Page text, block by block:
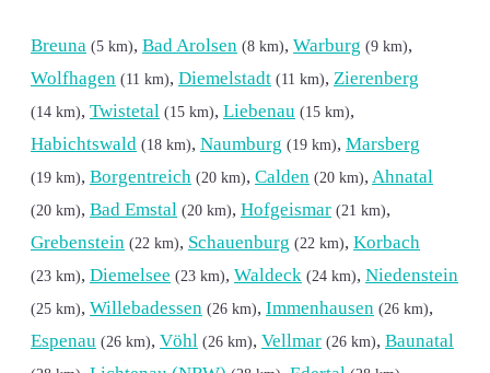
Breuna (5 km), Bad Arolsen (8 km), Warburg (9 km),
Wolfhagen (11 km), Diemelstadt (11 km), Zierenberg
(14 km), Twistetal (15 km), Liebenau (15 km),
Habichtswald (18 km), Naumburg (19 km), Marsberg
(19 km), Borgentreich (20 km), Calden (20 km), Ahnatal
(20 km), Bad Emstal (20 km), Hofgeismar (21 km),
Grebenstein (22 km), Schauenburg (22 km), Korbach
(23 km), Diemelsee (23 km), Waldeck (24 km), Niedenstein
(25 km), Willebadessen (26 km), Immenhausen (26 km),
Espenau (26 km), Vöhl (26 km), Vellmar (26 km), Baunatal